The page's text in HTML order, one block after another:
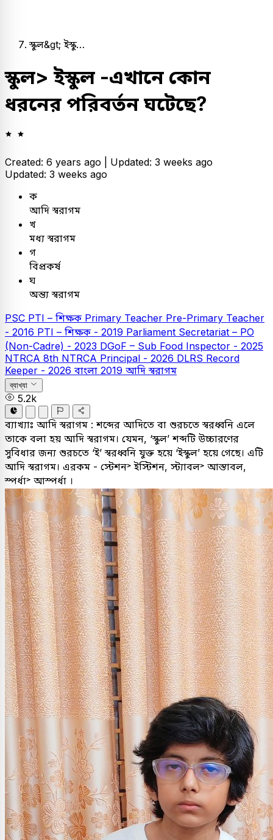
স্কুল&gt; ইস্কু…
স্কুল> ইস্কুল -এখানে কোন
ধরনের পরিবর্তন ঘটেছে?
Created: 6 years ago | Updated: 3 weeks ago
Updated: 3 weeks ago
ক
আদি স্বরাগম
খ
মধ্য স্বরাগম
গ
বিপ্রকর্ষ
ঘ
অন্ত্য স্বরাগম
PSC PTI – শিক্ষক Primary Teacher Pre-Primary Teacher
- 2016 PTI – শিক্ষক - 2019 Parliament Secretariat – PO
(Non-Cadre) - 2023 DGoF – Sub Food Inspector - 2025
NTRCA 8th NTRCA Principal - 2026 DLRS Record
Keeper - 2026 বাংলা 2019 আদি স্বরাগম
ব্যাখ্যা
5.2k
ব্যাখ্যাঃ আদি স্বরাগম : শব্দের আদিতে বা শুরচতে স্বরধ্বনি এলে
তাকে বলা হয় আদি স্বরাগম। যেমন, ‘স্কুল’ শব্দটি উচ্চারণের
সুবিধার জন্য শুরচতে ‘ই’ স্বরধ্বনি যুক্ত হয়ে ‘ইস্কুল’ হয়ে গেছে। এটি
আদি স্বরাগম। এরকম - স্টেশন˃ ইস্টিশন, স্ট্যাবল˃ আস্তাবল,
স্পর্ধা˃ আস্পর্ধা ।